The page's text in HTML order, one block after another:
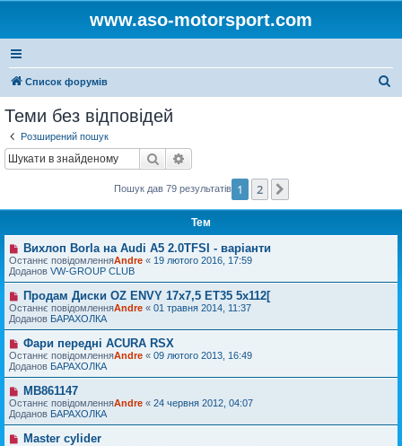
www.aso-motorsport.com
Список форумів
Теми без відповідей
Розширений пошук
Пошук
Пошук дав 79 результатів 1 2
Тем
Н
о
в
е
п
о
в
і
д
о
м
л
е
н
н
я
Вихлоп Borla на Audi A5 2.0TFSI - варіанти
Останнє повідомленняAndre « 19 лютого 2016, 17:59
Доданов VW-GROUP CLUB
Н
о
в
е
п
о
в
і
д
м
л
е
н
Продам Диски OZ ENVY 17x7,5 ET35 5x112[
Останнє повідомленняAndre « 01 травня 2014, 11:37
Доданов БАРАХОЛКА
Н
о
в
е
п
о
в
і
д
Фари передні ACURA RSX
Останнє повідомленняAndre « 09 лютого 2013, 16:49
Доданов БАРАХОЛКА
Н
о
в
е
п
о
MB861147
Останнє повідомленняAndre « 24 червня 2012, 04:07
Доданов БАРАХОЛКА
Н
Master cylider